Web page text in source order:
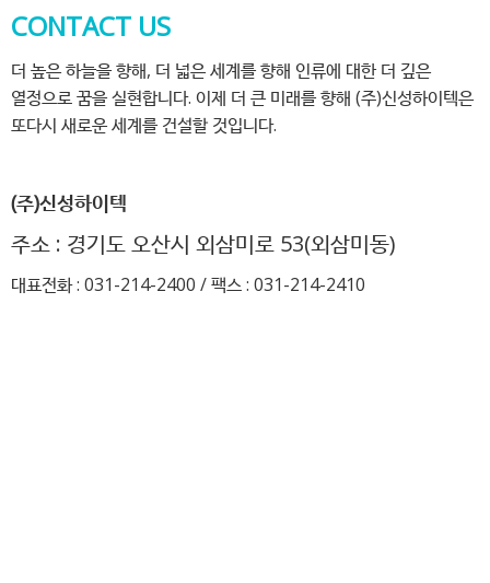
CONTACT US
더 높은 하늘을 향해, 더 넓은 세계를 향해 인류에 대한 더 깊은
열정으로 꿈을 실현합니다. 이제 더 큰 미래를 향해 (주)신성하이텍은
또다시 새로운 세계를 건설할 것입니다.
(주)신성하이텍
주소 : 경기도 오산시 외삼미로 53(외삼미동)
대표전화 : 031-214-2400 / 팩스 : 031-214-2410